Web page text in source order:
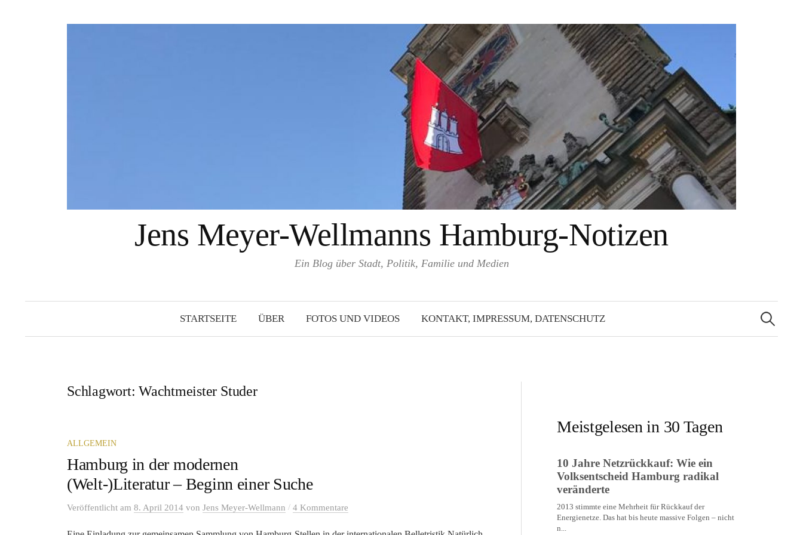
Jens Meyer-Wellmanns Hamburg-Notizen
Ein Blog über Stadt, Politik, Familie und Medien
STARTSEITE ÜBER FOTOS UND VIDEOS KONTAKT, IMPRESSUM, DATENSCHUTZ
Suchen
nach:
Schlagwort:Wachtmeister Studer
ALLGEMEIN
Hamburg in der modernen
(Welt-)Literatur – Beginn einer Suche
Veröffentlicht am 8. April 2014 von Jens Meyer-Wellmann / 4 Kommentare
Meistgelesen in 30 Tagen